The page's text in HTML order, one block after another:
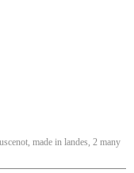
, made in landes, 2 many